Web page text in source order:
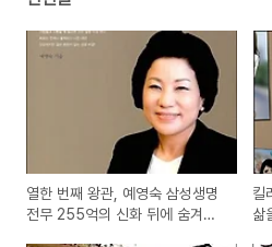
열한 번째 왕관, 예영숙 삼성생명
전무 255억의 신화 뒤에 숨겨진
킬
삶